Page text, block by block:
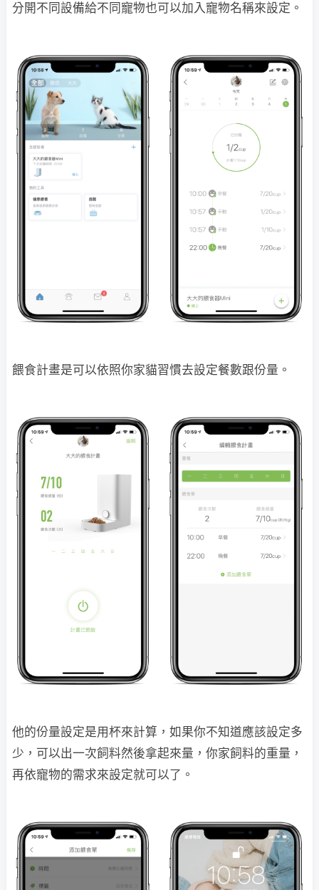
分開不同設備給不同寵物也可以加入寵物名稱來設定。
餵食計畫是可以依照你家貓習慣去設定餐數跟份量。
他的份量設定是用杯來計算，如果你不知道應該設定多
少，可以出一次飼料然後拿起來量，你家飼料的重量，
再依寵物的需求來設定就可以了。